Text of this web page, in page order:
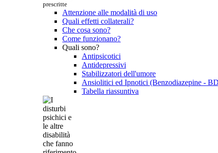
prescritte
Attenzione alle modalità di uso
Quali effetti collaterali?
Che cosa sono?
Come funzionano?
Quali sono?
Antipsicotici
Antidepressivi
Stabilizzatori dell'umore
Ansiolitici ed Ipnotici (Benzodiazepine -
Tabella riassuntiva